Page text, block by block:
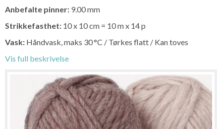
Anbefalte pinner: 9.00 mm
Strikkefasthet: 10 x 10 cm = 10 m x 14 p
Vask: Håndvask, maks 30 °C / Tørkes flatt / Kan toves
Vis full beskrivelse